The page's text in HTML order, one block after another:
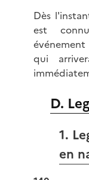
Dès
est
qui
D.
1.
en